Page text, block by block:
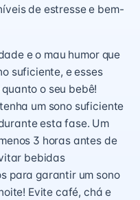
de estresse e bem-
e o mau humor que
suficiente, e esses
o seu bebê!
um sono suficiente
esta fase. Um
3 horas antes de
bebidas
para garantir um sono
Evite café, chá e